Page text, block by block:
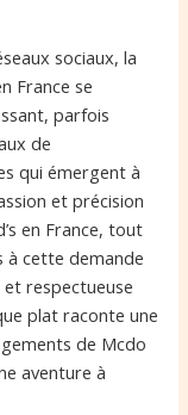
sociaux, la
France se
parfois
de
qui émergent à
et précision
en France, tout
à cette demande
respectueuse
plat raconte une
de Mcdo
aventure à